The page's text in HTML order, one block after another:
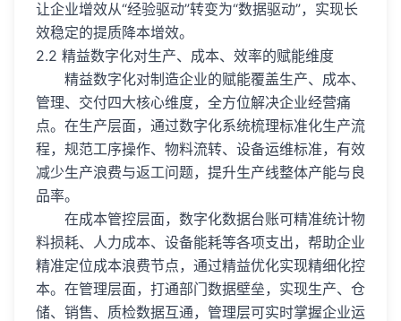
让企业增效从“经验驱动”转变为“数据驱动”，实现长
效稳定的提质降本增效。
2.2 精益数字化对生产、成本、效率的赋能维度
精益数字化对制造企业的赋能覆盖生产、成本、
管理、交付四大核心维度，全方位解决企业经营痛
点。在生产层面，通过数字化系统梳理标准化生产流
程，规范工序操作、物料流转、设备运维标准，有效
减少生产浪费与返工问题，提升生产线整体产能与良
品率。
在成本管控层面，数字化数据台账可精准统计物
料损耗、人力成本、设备能耗等各项支出，帮助企业
精准定位成本浪费节点，通过精益优化实现精细化控
本。在管理层面，打通部门数据壁垒，实现生产、仓
储、销售、质检数据互通，管理层可实时掌握企业运